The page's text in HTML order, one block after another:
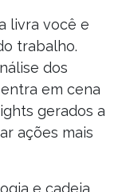
livra você e
trabalho.
dos
em cena
gerados a
ações mais